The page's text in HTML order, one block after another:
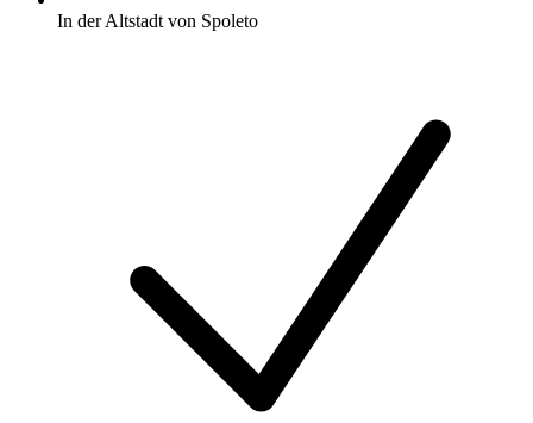
In der Altstadt von Spoleto